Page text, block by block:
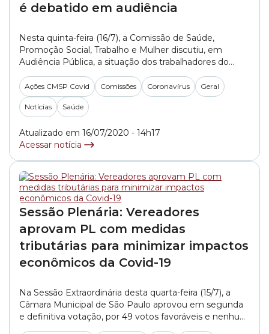
é debatido em audiência
Nesta quinta-feira (16/7), a Comissão de Saúde,
Promoção Social, Trabalho e Mulher discutiu, em
Audiência Pública, a situação dos trabalhadores do
SAMU (Serviço de Atendimento Móvel de Urgência)
no enfrentamento à Covid-19, já que também são
profissionais que estão expostos ao contágio pelo
coronavírus nos atendimentos médicos que realizam.
Ações CMSP Covid Comissões Coronavírus Geral
Notícias Saúde
Atualizado em 16/07/2020 - 14h17
Acessar notícia
Sessão Plenária: Vereadores
aprovam PL com medidas
tributárias para minimizar impactos
econômicos da Covid-19
Na Sessão Extraordinária desta quarta-feira (15/7), a
Câmara Municipal de São Paulo aprovou em segunda
e definitiva votação, por 49 votos favoráveis e nenhum
contrário, o Substitutivo apresentado pela Comissão de